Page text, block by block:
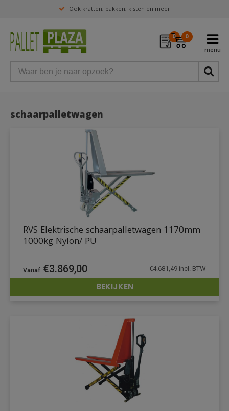
Ook kratten, bakken, kisten en meer
0 0
schaarpalletwagen
DETAILS
RVS Elektrische schaarpalletwagen 1170mm
1000kg Nylon/ PU
€3.869,00 €4.681,49 incl. BTW
BEKIJKEN